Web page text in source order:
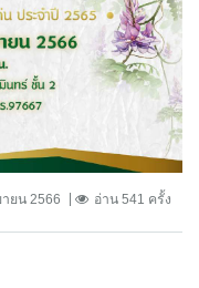
ยน 2566 อ่าน 541 ครั้ง